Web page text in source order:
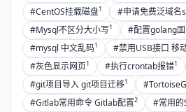
#CentOS挂载磁盘1 #申请免费泛域名
#Mysql不区分大小写1 #配置golang
#mysql 中文乱码1 #禁用USB接口 移
#灰色显示网页1 #执行crontab报错1
#git项目导入 git项目迁移1
#Gitlab常用命令 Gitlab配置2 #常用的